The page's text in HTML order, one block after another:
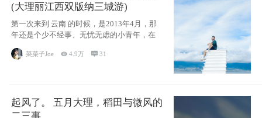
(大理丽江西双版纳三城游)
第一次来到 云南 的时候，是2013年4月，那
年还是个少不经事、无忧无虑的小青年，在
菜菜子Joe 4.9万  31
起风了。 五月大理，稻田与微风的